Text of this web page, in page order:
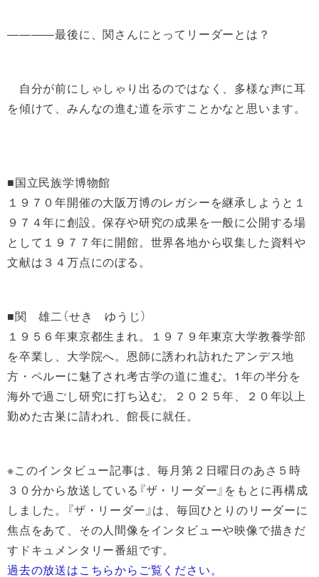
――――最後に、関さんにとってリーダーとは？
自分が前にしゃしゃり出るのではなく、多様な声に耳
を傾けて、みんなの進む道を示すことかなと思います。
■国立民族学博物館
１９７０年開催の大阪万博のレガシーを継承しようと１
９７４年に創設。保存や研究の成果を一般に公開する場
として１９７７年に開館。世界各地から収集した資料や
文献は３４万点にのぼる。
■関 雄二（せき ゆうじ）
１９５６年東京都生まれ。１９７９年東京大学教養学部
を卒業し、大学院へ。恩師に誘われ訪れたアンデス地
方・ペルーに魅了され考古学の道に進む。1年の半分を
海外で過ごし研究に打ち込む。２０２５年、２０年以上
勤めた古巣に請われ、館長に就任。
※このインタビュー記事は、毎月第２日曜日のあさ５時
３０分から放送している『ザ・リーダー』をもとに再構成
しました。『ザ・リーダー』は、毎回ひとりのリーダーに
焦点をあて、その人間像をインタビューや映像で描きだ
すドキュメンタリー番組です。
過去の放送はこちらからご覧ください。